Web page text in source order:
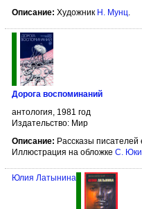
Описание: Художник Н. Мунц
Дорога воспоминаний
антология, 1981 год
Издательство: Мир
Описание: Рассказы писателей
Иллюстрация на обложке С.
Юлия Латынина